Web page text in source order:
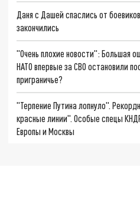
Даня с Дашей спаслись от
закончились
"Очень плохие новости": Большая
НАТО впервые за СВО остановили
приграничье?
"Терпение Путина лопнуло".
красные линии". Особые спецы
Европы и Москвы